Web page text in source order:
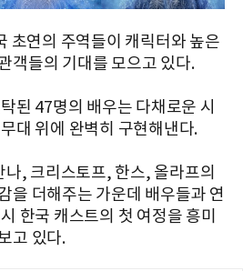
초연의 주역들이 캐릭터와 높은
객들의 기대를 모으고 있다.
된 47명의 배우는 다채로운 시
대 위에 완벽히 구현해낸다.
, 크리스토프, 한스, 올라프의
을 더해주는 가운데 배우들과 연
한국 캐스트의 첫 여정을 흥미
고 있다.